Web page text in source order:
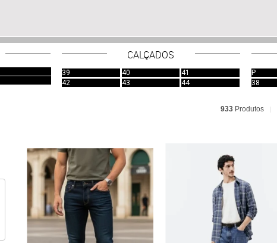
CALÇADOS
39 40
41
42
43 44
P
38
933 Produtos